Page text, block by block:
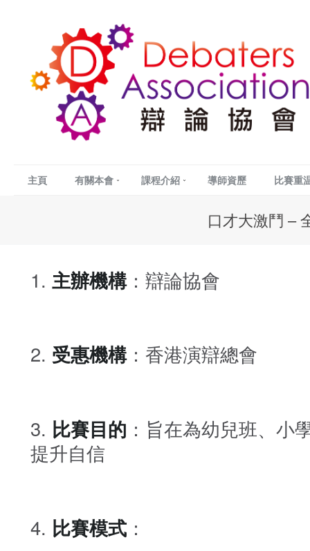
主頁 有關本會 課程介紹 導師資歷 比賽重
口才大激鬥 –
主辦機構：辯論協會
受惠機構：香港演辯總會
比賽目的 ：旨在為幼兒班、小
提升自信
比賽模式 ：